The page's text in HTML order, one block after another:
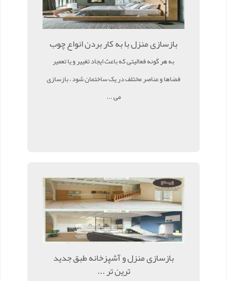
بازسازی منزل با به کار بردن انواع چوب
به هر گونه فعالیتی که باعث ایجاد تغییر و یا تعمیر
فضاها و عناصر مختلف در یک ساختمان شود ، بازسازی
می ...
بازسازی منزل و آشپزخانه طبق جدید
ترین تر ...